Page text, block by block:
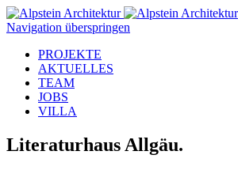
Navigation überspringen
PROJEKTE
AKTUELLES
TEAM
JOBS
VILLA
Literaturhaus Allgäu.